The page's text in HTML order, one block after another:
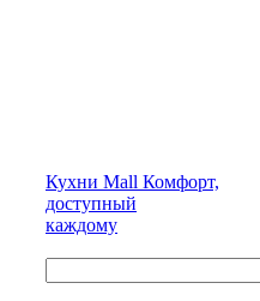
Кухни Mall Комфорт,
доступный
каждому